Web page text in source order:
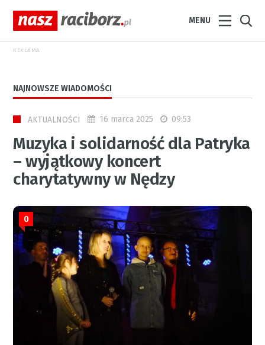
MENU
REKLAMA
NAJNOWSZE WIADOMOŚCI
AKTUALNOŚCI 16 marca 2025 09:53
Muzyka i solidarność dla Patryka
– wyjątkowy koncert
charytatywny w Nędzy
0